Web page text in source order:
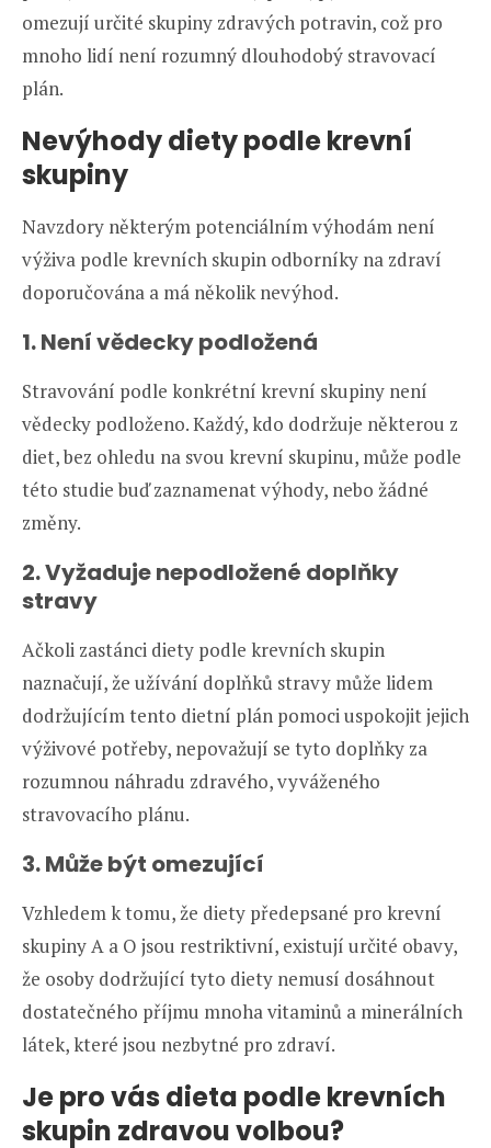
omezují určité skupiny zdravých potravin, což pro
mnoho lidí není rozumný dlouhodobý stravovací
plán.
Nevýhody diety podle krevní
skupiny
Navzdory některým potenciálním výhodám není
výživa podle krevních skupin odborníky na zdraví
doporučována a má několik nevýhod.
1. Není vědecky podložená
Stravování podle konkrétní krevní skupiny není
vědecky podloženo. Každý, kdo dodržuje některou z
diet, bez ohledu na svou krevní skupinu, může podle
této studie buď zaznamenat výhody, nebo žádné
změny.
2. Vyžaduje nepodložené doplňky
stravy
Ačkoli zastánci diety podle krevních skupin
naznačují, že užívání doplňků stravy může lidem
dodržujícím tento dietní plán pomoci uspokojit jejich
výživové potřeby, nepovažují se tyto doplňky za
rozumnou náhradu zdravého, vyváženého
stravovacího plánu.
3. Může být omezující
Vzhledem k tomu, že diety předepsané pro krevní
skupiny A a O jsou restriktivní, existují určité obavy,
že osoby dodržující tyto diety nemusí dosáhnout
dostatečného příjmu mnoha vitaminů a minerálních
látek, které jsou nezbytné pro zdraví.
Je pro vás dieta podle krevních
skupin zdravou volbou?